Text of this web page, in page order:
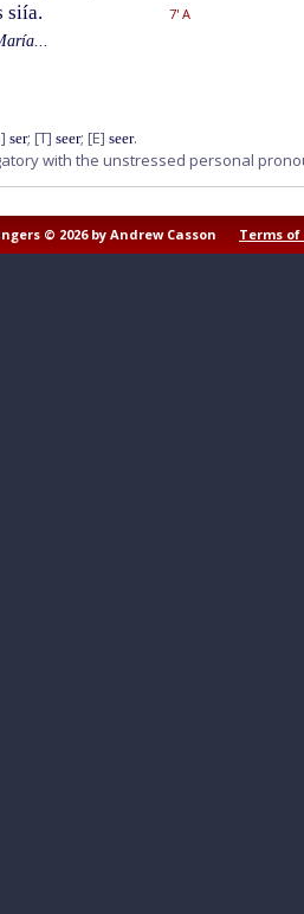
siía.
7' A
ser; [T] seer; [E] seer.
with the unstressed personal
© 2026 by Andrew Casson Terms of